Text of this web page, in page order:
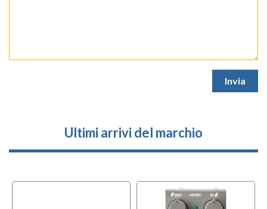
Ultimi arrivi del marchio